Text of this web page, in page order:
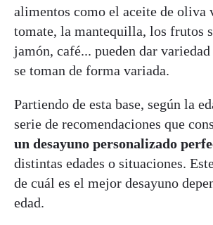
alimentos como el aceite de oliva
tomate, la mantequilla, los frutos
jamón, café... pueden dar
se toman de forma variada.
Partiendo de esta base, según la
serie de recomendaciones que
un desayuno personalizado
distintas edades o situaciones.
de cuál es el mejor desayuno
edad.